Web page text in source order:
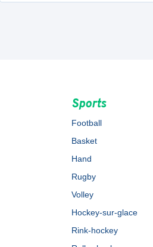
Sports
Football
Basket
Hand
Rugby
Volley
Hockey-sur-glace
Rink-hockey